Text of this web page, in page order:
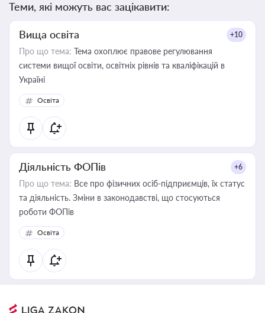
Теми, які можуть вас зацікавити:
Вища освіта +10
Про що тема: Тема охоплює правове регулювання
системи вищої освіти, освітніх рівнів та кваліфікацій в
Україні
Освіта
Діяльність ФОПів +6
Про що тема: Все про фізичних осіб-підприємців, їх статус
та діяльність. Зміни в законодавстві, що стосуються
роботи ФОПів
Освіта